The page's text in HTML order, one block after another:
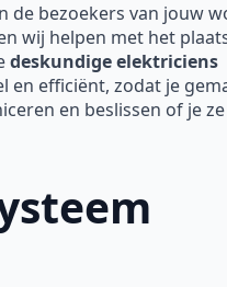
de bezoekers van jouw
wij helpen met het
deskundige elektriciens
en efficiënt, zodat je
en beslissen of je ze